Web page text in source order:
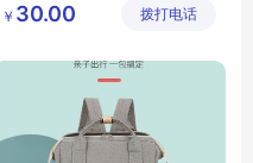
限公司
￥ 30.00 拨打电话